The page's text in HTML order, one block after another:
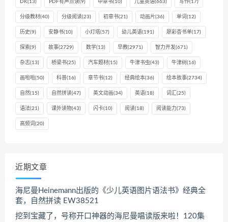
DK(13) PDF有声点读(9) 中章书(10) 儿童英语(663) 写作(17)
分级教材(40) 分级阅读(23) 初章书(21) 动画片(36) 单词 (12)
历史(9) 安静书(10) 小灯塔(57) 幼儿英语(191) 廖彩杏书单(17)
探索(9) 故事(2729) 数学(13) 早教(2971) 智力开发(671)
杂志(13) 桥梁书(25) 汽车题材(15) 牛津书虫(43) 牛津树(16)
画啦啦(50) 科普(16) 章节书(12) 经典绘本(36) 绘本故事(2734)
自然(15) 自然拼读(47) 英文动画(34) 英语(18) 词汇 (25)
语法(21) 课外读物(43) 闪卡(10) 阅读(18) 阅读能力(73)
高频词 (20)
近期文章
海尼曼Heinemann出版的《少儿英语图片语法书》经典全
套，自然拼读 EW38521
挖到宝藏了，号称开口神器的海尼曼唱读版来啦！120集